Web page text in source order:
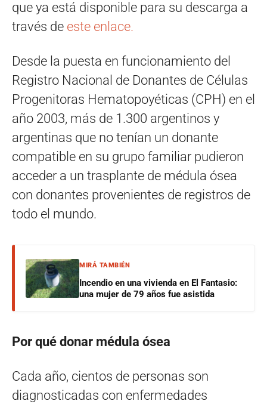
que ya está disponible para su descarga a
través de este enlace.
Desde la puesta en funcionamiento del
Registro Nacional de Donantes de Células
Progenitoras Hematopoyéticas (CPH) en el
año 2003, más de 1.300 argentinos y
argentinas que no tenían un donante
compatible en su grupo familiar pudieron
acceder a un trasplante de médula ósea
con donantes provenientes de registros de
todo el mundo.
MIRÁ TAMBIÉN
Incendio en una vivienda en El Fantasio:
una mujer de 79 años fue asistida
Por qué donar médula ósea
Cada año, cientos de personas son
diagnosticadas con enfermedades